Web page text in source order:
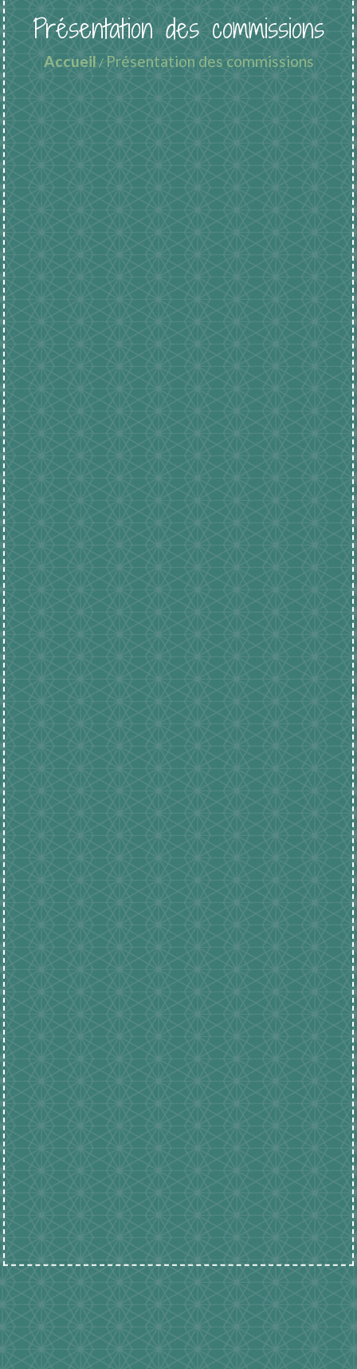
Présentation des commissions
Accueil/ Présentation des commissions